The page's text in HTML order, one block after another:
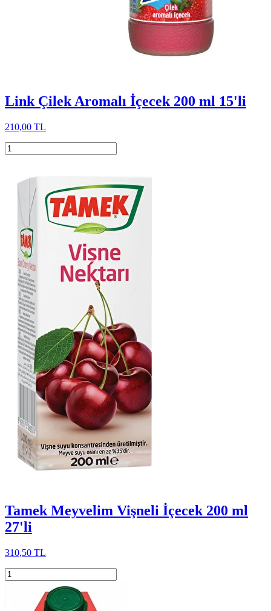
Link Çilek Aromalı İçecek 200 ml 15'li
210,00 TL
Tamek Meyvelim Vişneli İçecek 200 ml
27'li
310,50 TL